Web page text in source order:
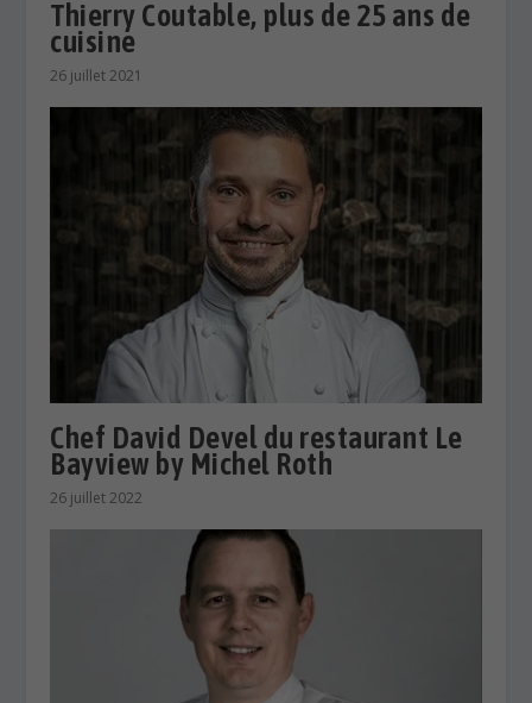
Thierry Coutable, plus de 25 ans de
cuisine
26 juillet 2021
Chef David Devel du restaurant Le
Bayview by Michel Roth
26 juillet 2022